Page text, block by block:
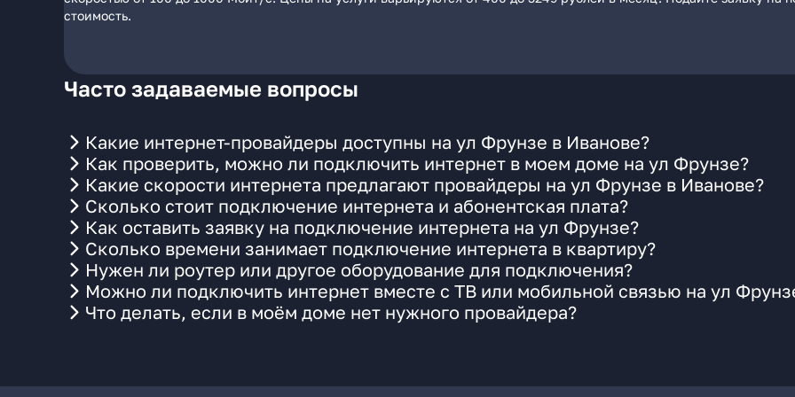
стоимость.
Часто задаваемые вопросы
Какие интернет-провайдеры доступны на ул Фрунзе в Иванове?
Как проверить, можно ли подключить интернет в моем доме на ул Фрунзе?
Какие скорости интернета предлагают провайдеры на ул Фрунзе в Иванове?
Сколько стоит подключение интернета и абонентская плата?
Как оставить заявку на подключение интернета на ул Фрунзе?
Сколько времени занимает подключение интернета в квартиру?
Нужен ли роутер или другое оборудование для подключения?
Можно ли подключить интернет вместе с ТВ или мобильной связью на ул
Что делать, если в моём доме нет нужного провайдера?